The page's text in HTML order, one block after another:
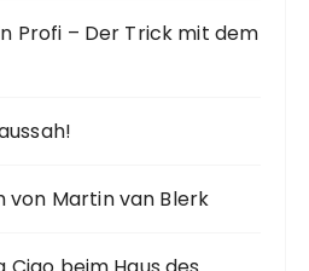
Profi – Der Trick mit dem
von Martin van Blerk